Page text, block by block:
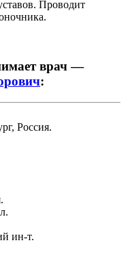
Проводит
врач —
:
Россия.
.
.
ин-т.